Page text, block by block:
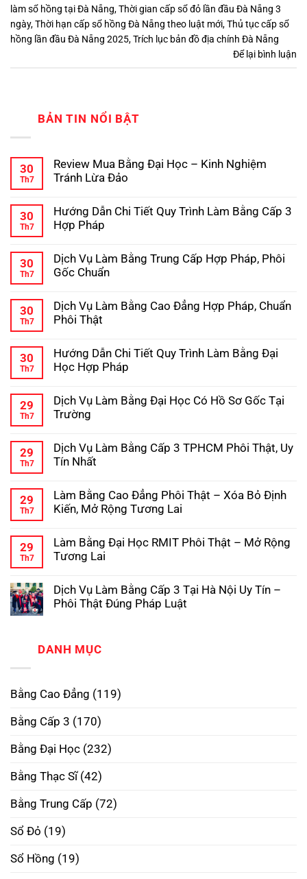
làm sổ hồng tại Đà Nẵng,Thời gian cấp sổ đỏ lần đầu Đà Nẵng 3
ngày,Thời hạn cấp sổ hồng Đà Nẵng theo luật mới,Thủ tục cấp sổ
hồng lần đầu Đà Nẵng 2025,Trích lục bản đồ địa chính Đà Nẵng
Để lại bình luận
BẢN TIN NỔI BẬT
30
Th7
Review Mua Bằng Đại Học – Kinh Nghiệm
Tránh Lừa Đảo
bình
luận
ở
Bằng
Đại
Học
Nghiệm
Tránh
Lừa
30
Th7
Hướng Dẫn Chi Tiết Quy Trình Làm Bằng Cấp 3
Hợp Pháp
bình
luận
ở
Chi
Tiết
Quy
Bằng
Cấp
3
30
Th7
Dịch Vụ Làm Bằng Trung Cấp Hợp Pháp, Phôi
Gốc Chuẩn
bình
luận
ở
Làm
Bằng
Trung
Pháp,
Phôi
Gốc
30
Th7
Dịch Vụ Làm Bằng Cao Đẳng Hợp Pháp, Chuẩn
Phôi Thật
bình
luận
ở
Làm
Bằng
Cao
Pháp,
Chuẩn
Phôi
30
Th7
Hướng Dẫn Chi Tiết Quy Trình Làm Bằng Đại
Học Hợp Pháp
bình
luận
ở
Chi
Tiết
Quy
Bằng
Đại
Học
29
Th7
Dịch Vụ Làm Bằng Đại Học Có Hồ Sơ Gốc Tại
Trường
bình
luận
ở
Làm
Bằng
Đại
Hồ
Sơ
Gốc
29
Th7
Dịch Vụ Làm Bằng Cấp 3 TPHCM Phôi Thật, Uy
Tín Nhất
bình
luận
ở
Làm
Bằng
Cấp
Phôi
Thật,
Uy
29
Th7
Làm Bằng Cao Đẳng Phôi Thật – Xóa Bỏ Định
Kiến, Mở Rộng Tương Lai
bình
luận
ở
Cao
Đẳng
Phôi
Bỏ
Tương
29
Th7
Làm Bằng Đại Học RMIT Phôi Thật – Mở Rộng
Tương Lai
bình
luận
ở
Học
Mở
Tương
Lai
Dịch Vụ Làm Bằng Cấp 3 Tại Hà Nội Uy Tín –
Phôi Thật Đúng Pháp Luật
luận
ở
Bằng
3
Tại
Nội
Uy
Phôi
Đúng
Pháp
DANH MỤC
Bằng Cao Đẳng (119)
Bằng Cấp 3 (170)
Bằng Đại Học (232)
Bằng Thạc Sĩ(42)
Bằng Trung Cấp (72)
Sổ Đỏ (19)
Sổ Hồng (19)